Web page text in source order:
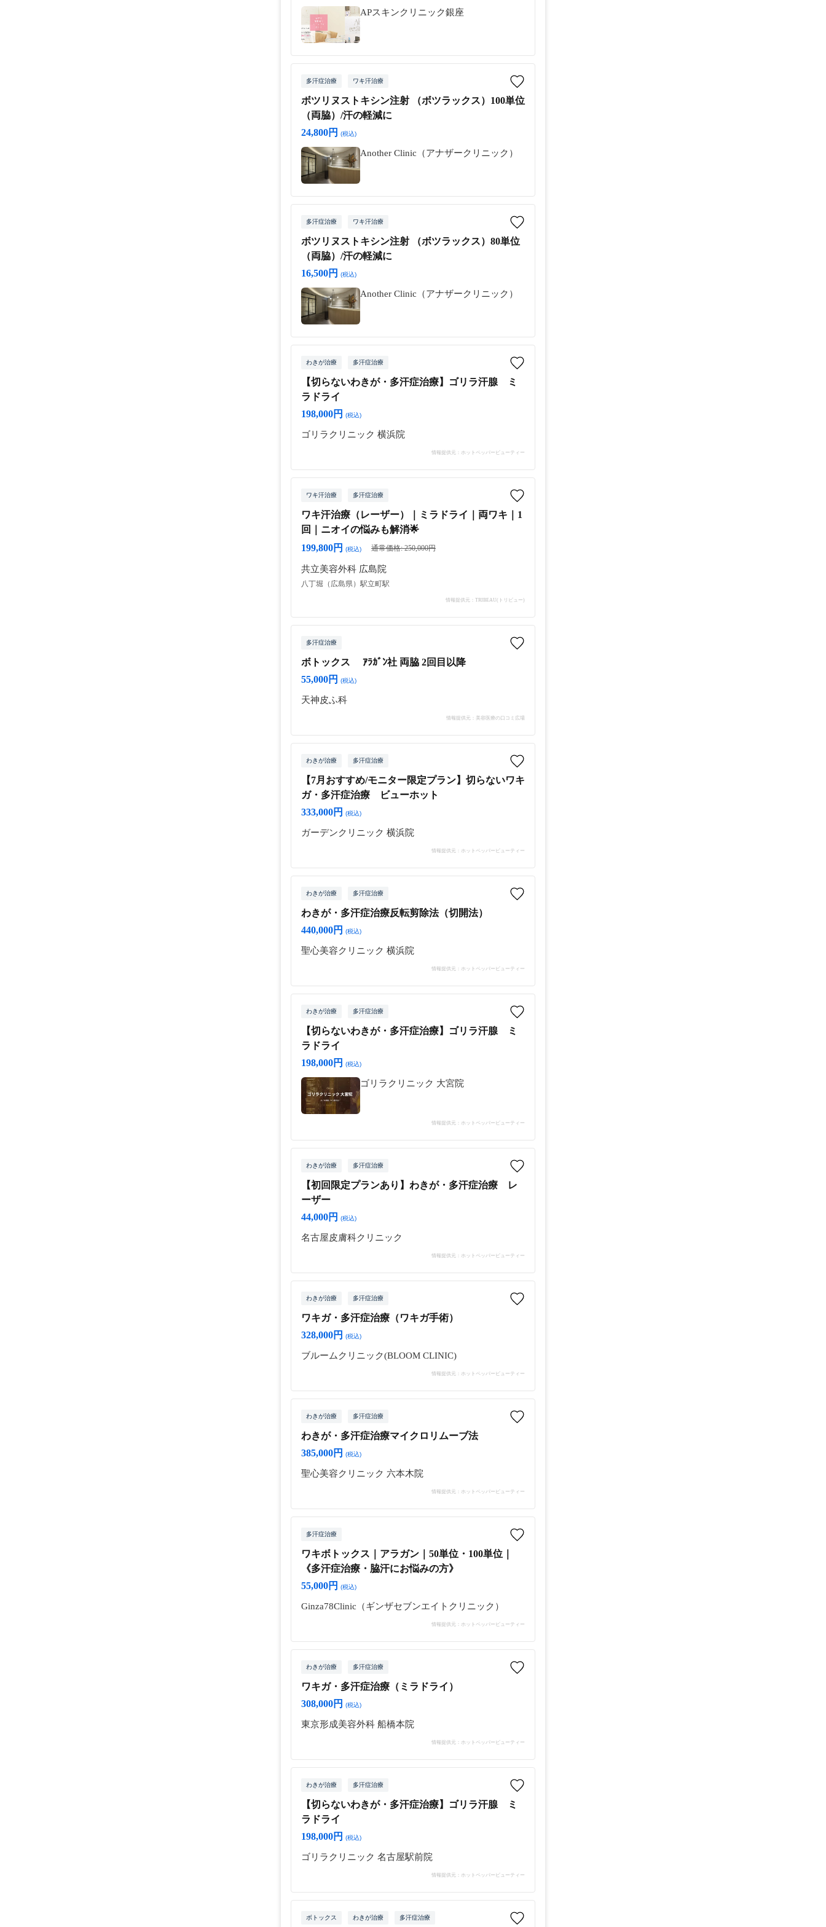
APスキンクリニック銀座
多汗症治療 ワキ汗治療
ボツリヌストキシン注射 （ボツラックス）100単位
（両脇）/汗の軽減に
24,800円
(税込)
Another Clinic（アナザークリニック）
多汗症治療 ワキ汗治療
ボツリヌストキシン注射 （ボツラックス）80単位
（両脇）/汗の軽減に
16,500円
(税込)
Another Clinic（アナザークリニック）
わきが治療 多汗症治療
【切らないわきが・多汗症治療】ゴリラ汗腺 ミ
ラドライ
198,000円
(税込)
ゴリラクリニック 横浜院
情報提供元：ホットペッパービューティー
ワキ汗治療 多汗症治療
ワキ汗治療（レーザー）｜ミラドライ｜両ワキ｜1
回｜ニオイの悩みも解消🌟
199,800円
(税込) 通常価格: 250,000円
共立美容外科 広島院
八丁堀（広島県）駅立町駅
情報提供元：TRIBEAU(トリビュー)
多汗症治療
ボトックス ｱﾗｶﾞﾝ社 両脇 2回目以降
55,000円
(税込)
天神皮ふ科
情報提供元：美容医療の口コミ広場
わきが治療 多汗症治療
【7月おすすめ/モニター限定プラン】切らないワキ
ガ・多汗症治療 ビューホット
333,000円
(税込)
ガーデンクリニック 横浜院
情報提供元：ホットペッパービューティー
わきが治療 多汗症治療
わきが・多汗症治療反転剪除法（切開法）
440,000円
(税込)
聖心美容クリニック 横浜院
情報提供元：ホットペッパービューティー
わきが治療 多汗症治療
【切らないわきが・多汗症治療】ゴリラ汗腺 ミ
ラドライ
198,000円
(税込)
ゴリラクリニック 大宮院
情報提供元：ホットペッパービューティー
わきが治療 多汗症治療
【初回限定プランあり】わきが・多汗症治療 レ
ーザー
44,000円
(税込)
名古屋皮膚科クリニック
情報提供元：ホットペッパービューティー
わきが治療 多汗症治療
ワキガ・多汗症治療（ワキガ手術）
328,000円
(税込)
ブルームクリニック(BLOOM CLINIC)
情報提供元：ホットペッパービューティー
わきが治療 多汗症治療
わきが・多汗症治療マイクロリムーブ法
385,000円
(税込)
聖心美容クリニック 六本木院
情報提供元：ホットペッパービューティー
多汗症治療
ワキボトックス｜アラガン｜50単位・100単位｜
《多汗症治療・脇汗にお悩みの方》
55,000円
(税込)
Ginza78Clinic（ギンザセブンエイトクリニック）
情報提供元：ホットペッパービューティー
わきが治療 多汗症治療
ワキガ・多汗症治療（ミラドライ）
308,000円
(税込)
東京形成美容外科 船橋本院
情報提供元：ホットペッパービューティー
わきが治療 多汗症治療
【切らないわきが・多汗症治療】ゴリラ汗腺 ミ
ラドライ
198,000円
(税込)
ゴリラクリニック 名古屋駅前院
情報提供元：ホットペッパービューティー
ボトックス わきが治療 多汗症治療